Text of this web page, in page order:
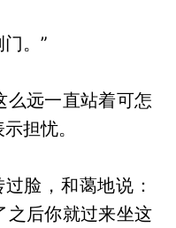
。”
么远一直站着可怎
担忧。
脸，和蔼地说：
之后你就过来坐这